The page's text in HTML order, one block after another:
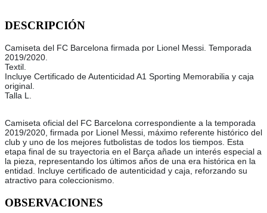
DESCRIPCIÓN
Camiseta del FC Barcelona firmada por Lionel Messi. Temporada
2019/2020.
Textil.
Incluye Certificado de Autenticidad A1 Sporting Memorabilia y caja
original.
Talla L.
Camiseta oficial del FC Barcelona correspondiente a la temporada
2019/2020, firmada por Lionel Messi, máximo referente histórico del
club y uno de los mejores futbolistas de todos los tiempos. Esta
etapa final de su trayectoria en el Barça añade un interés especial a
la pieza, representando los últimos años de una era histórica en la
entidad. Incluye certificado de autenticidad y caja, reforzando su
atractivo para coleccionismo.
OBSERVACIONES